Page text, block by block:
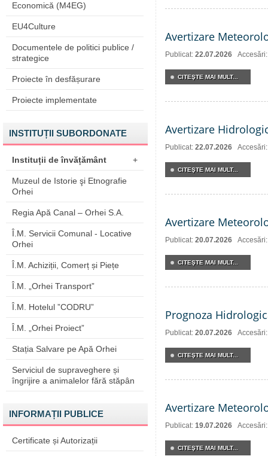
Economică (M4EG)
EU4Culture
Documentele de politici publice /
strategice
Proiecte în desfășurare
Proiecte implementate
INSTITUȚII SUBORDONATE
Instituții de învățământ +
Muzeul de Istorie şi Etnografie
Orhei
Regia Apă Canal – Orhei S.A.
Î.M. Servicii Comunal - Locative
Orhei
Î.M. Achiziții, Comerț și Piețe
Î.M. „Orhei Transport”
Î.M. Hotelul ”CODRU”
Î.M. „Orhei Proiect”
Stația Salvare pe Apă Orhei
Serviciul de supraveghere și
îngrijire a animalelor fără stăpân
INFORMAȚII PUBLICE
Certificate și Autorizații
Avertizare
Publicat: 22.07.2026
CITEŞTE MAI MULT...
Avertizare
Publicat: 22.07.2026
CITEŞTE MAI MULT...
Avertizare
Publicat: 20.07.2026
CITEŞTE MAI MULT...
Prognoza
Publicat: 20.07.2026
CITEŞTE MAI MULT...
Avertizare
Publicat: 19.07.2026
CITEŞTE MAI MULT...